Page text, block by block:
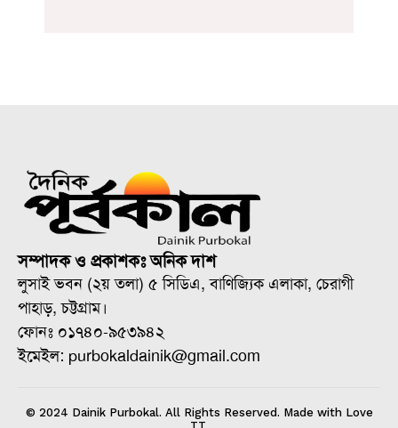
সম্পাদক ও প্রকাশকঃ অনিক দাশ
লুসাই ভবন (২য় তলা) ৫ সিডিএ, বাণিজ্যিক এলাকা, চেরাগী
পাহাড়, চট্টগ্রাম।
ফোনঃ ০১৭৪০-৯৫৩৯৪২
ইমেইল: purbokaldainik@gmail.com
© 2024 Dainik Purbokal. All Rights Reserved. Made with Love